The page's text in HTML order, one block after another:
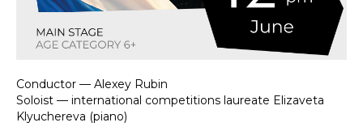
Conductor — Alexey Rubin
Soloist — international competitions laureate Elizaveta
Klyuchereva (piano)